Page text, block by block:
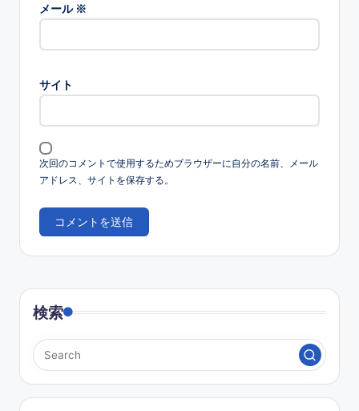
メール ※
サイト
次回のコメントで使用するためブラウザーに自分の名前、メール
アドレス、サイトを保存する。
検索